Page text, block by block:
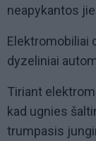
neapykantos
Elektromobiliai
dyzeliniai
Tiriant
kad ugnies
trumpasis